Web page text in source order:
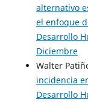
alternativo
el enfoque
Desarrollo
Diciembre
Walter
incidencia
Desarrollo